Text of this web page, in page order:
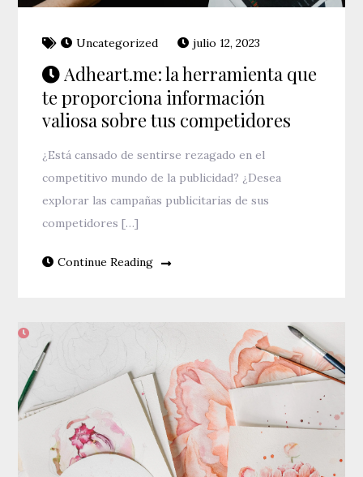
Uncategorized julio 12, 2023
Adheart.me: la herramienta que
te proporciona información
valiosa sobre tus competidores
¿Está cansado de sentirse rezagado en el
competitivo mundo de la publicidad? ¿Desea
explorar las campañas publicitarias de sus
competidores […]
Continue Reading